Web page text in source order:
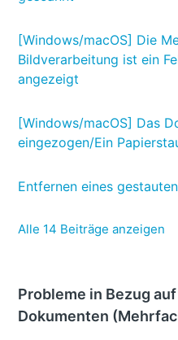
[Windows/macOS] Die
Bildverarbeitung ist ein
angezeigt
[Windows/macOS] Das
eingezogen/Ein
Entfernen eines
Alle 14 Beiträge anzeigen
Probleme in Bezug
Dokumenten